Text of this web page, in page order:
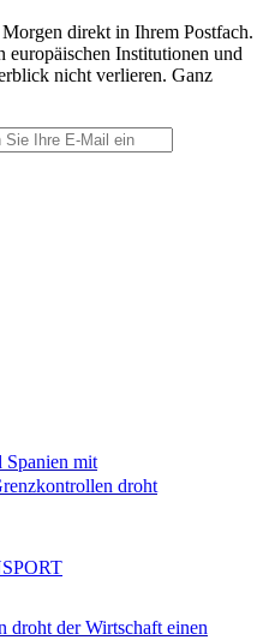
direkt in Ihrem Postfach.
Institutionen und
nicht verlieren. Ganz
Spanien mit
droht
droht der Wirtschaft einen